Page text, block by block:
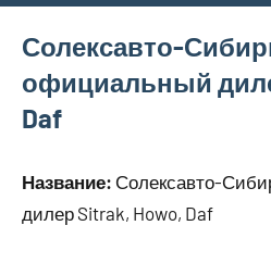
Солексавто-
официальный
Daf
Название: Солексавто-
дилер Sitrak, Howo, Daf